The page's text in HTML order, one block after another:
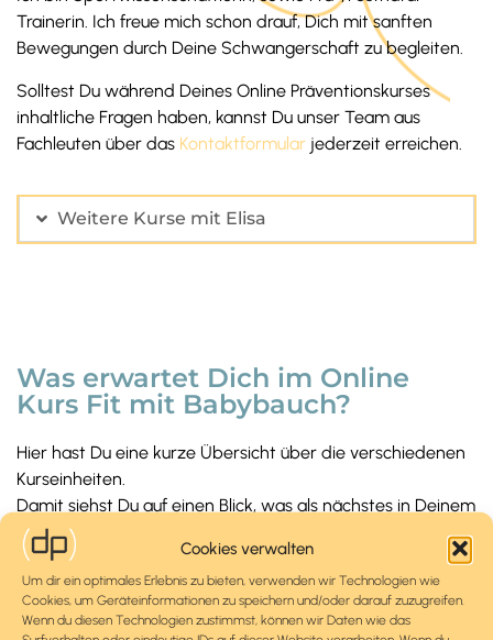
Cookies verwalten
Um dir ein optimales Erlebnis zu bieten, verwenden wir Technologien wie
Cookies, um Geräteinformationen zu speichern und/oder darauf zuzugreifen.
Wenn du diesen Technologien zustimmst, können wir Daten wie das
Trainerin. Ich freue mich schon drauf, Dich mit sanften
Bewegungen durch Deine Schwangerschaft zu begleiten.
Solltest Du während Deines Online Präventionskurses
inhaltliche Fragen haben, kannst Du unser Team aus
Fachleuten über das Kontaktformular jederzeit erreichen.
Weitere Kurse mit Elisa
Was erwartet Dich im Online
Kurs Fit mit Babybauch?
Hier hast Du eine kurze Übersicht über die verschiedenen
Kurseinheiten.
Damit siehst Du auf einen Blick, was als nächstes in Deinem
Kurs passiert und worauf Du Dich freuen kannst.
Einheit 1